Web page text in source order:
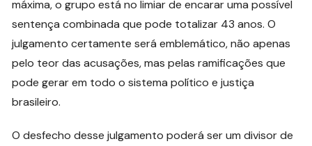
máxima, o grupo está no limiar de encarar uma possível
sentença combinada que pode totalizar 43 anos. O
julgamento certamente será emblemático, não apenas
pelo teor das acusações, mas pelas ramificações que
pode gerar em todo o sistema político e justiça
brasileiro.
O desfecho desse julgamento poderá ser um divisor de